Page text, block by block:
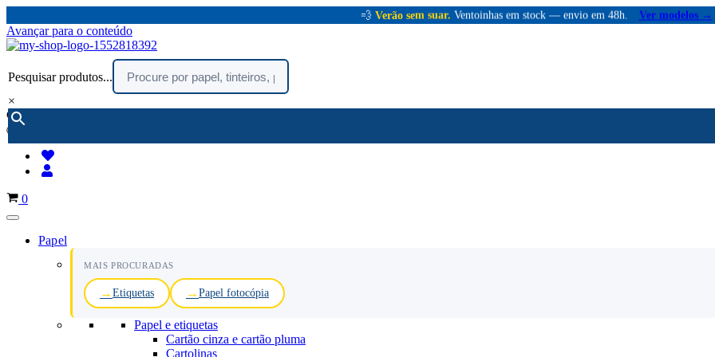
💨 Verão sem suar. Ventoinhas em stock — envio em 48h. Ver modelos →
Avançar para o conteúdo
Pesquisar produtos...
×
encomendar por telefone :
(chamada rede fixa nacional)
Carrinho
0
Papel
MAIS PROCURADAS
Etiquetas Papel fotocópia
Papel e etiquetas
Cartão cinza e cartão pluma
Cartolinas